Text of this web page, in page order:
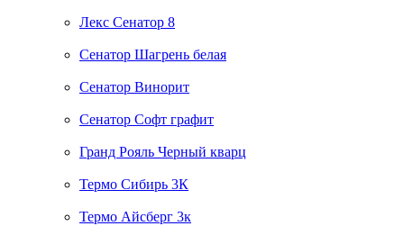
Лекс Сенатор 8
Сенатор Шагрень белая
Сенатор Винорит
Сенатор Софт графит
Гранд Рояль Черный кварц
Термо Сибирь 3К
Термо Айсберг 3к